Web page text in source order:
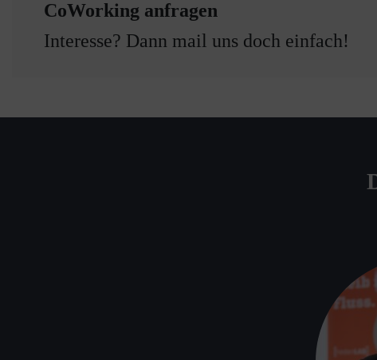
CoWorking anfragen
Interesse? Dann mail uns doch einfach!